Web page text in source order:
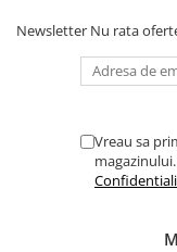
Newsletter Nu rata
Vreau sa